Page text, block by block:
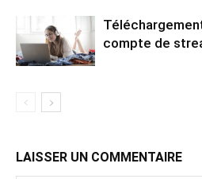
compte de
LAISSER UN COMMENTAIRE